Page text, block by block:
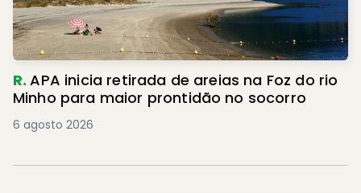
R.APA inicia retirada de areias na Foz do rio
Minho para maior prontidão no socorro
6 agosto 2026